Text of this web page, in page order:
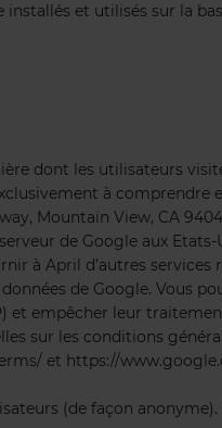
et utilisés sur la
dont les utilisateurs
à
Mountain View, CA
de Google aux
April d’autres services
de Google. Vous
empêcher leur
sur les conditions
et https://
(de façon anonyme).